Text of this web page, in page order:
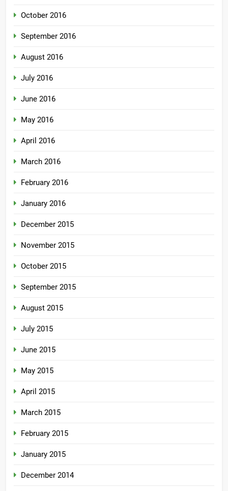
October 2016
September 2016
August 2016
July 2016
June 2016
May 2016
April 2016
March 2016
February 2016
January 2016
December 2015
November 2015
October 2015
September 2015
August 2015
July 2015
June 2015
May 2015
April 2015
March 2015
February 2015
January 2015
December 2014